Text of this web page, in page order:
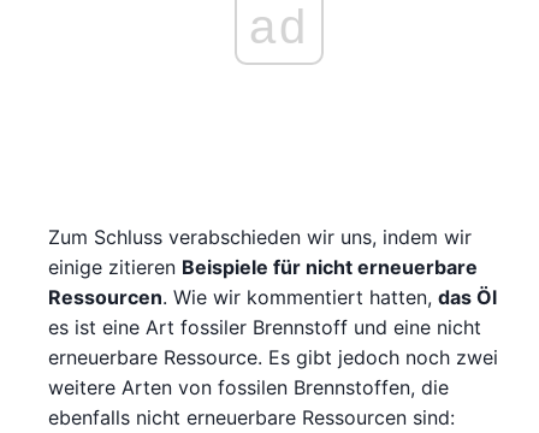
ad
Zum Schluss verabschieden wir uns, indem wir
einige zitieren Beispiele für nicht erneuerbare
Ressourcen. Wie wir kommentiert hatten, das Öl
es ist eine Art fossiler Brennstoff und eine nicht
erneuerbare Ressource. Es gibt jedoch noch zwei
weitere Arten von fossilen Brennstoffen, die
ebenfalls nicht erneuerbare Ressourcen sind: